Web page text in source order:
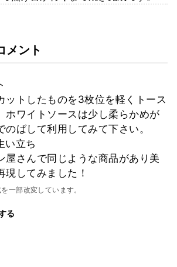
メント
ットしたものを3枚位を軽くトース
ホワイトソースは少し柔らかめが
のばして利用してみて下さい。
い立ち
屋さんで同じような商品があり美
現してみました！
一部改変しています。
る